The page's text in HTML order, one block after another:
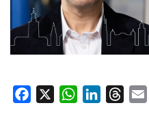
W